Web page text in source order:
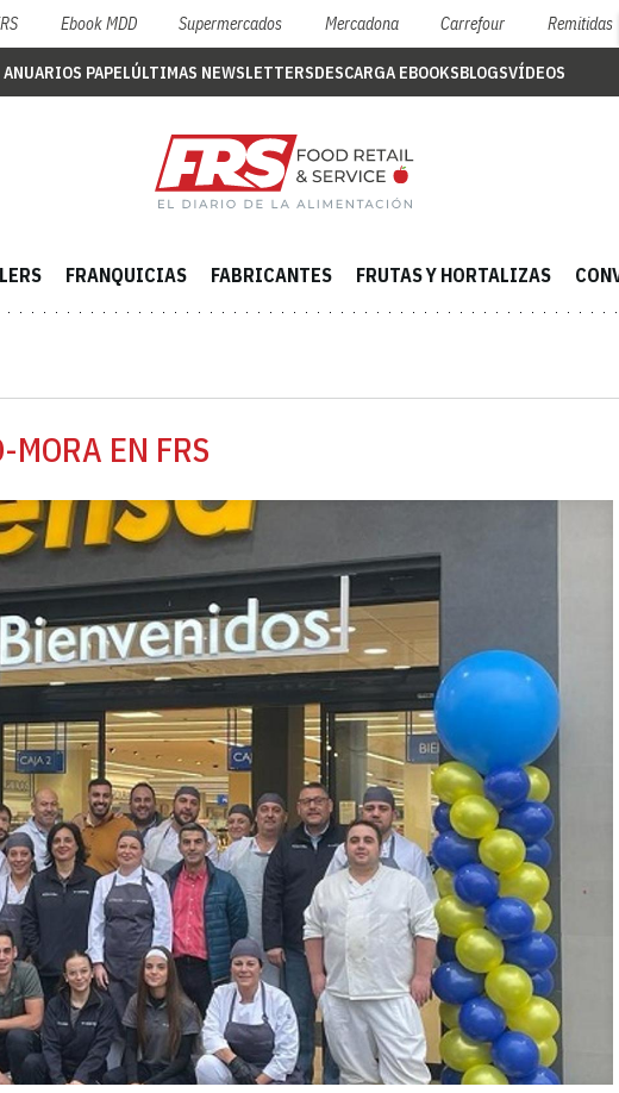
Ebook MDD Supermercados Mercadona Carrefour Remitidas
ANUARIOS PAPELÚLTIMAS NEWSLETTERSDESCARGA EBOOKSBLOGSVÍDEOS
FRANQUICIAS FABRICANTES FRUTAS Y HORTALIZAS
MORA EN FRS